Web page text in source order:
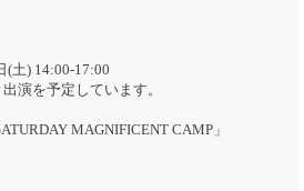
(土) 14:00-17:00
演を予定しています。
MAGNIFICENT CAMP」